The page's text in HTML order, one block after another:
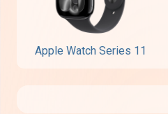
Apple Watch Series 11